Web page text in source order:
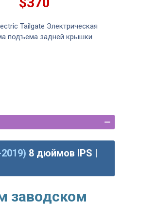
Tailgate Электрическая
подъема задней крышки
8 дюймов IPS |
заводском